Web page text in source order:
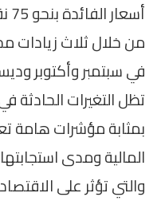
من خلال ثلاث زيادات
في سبتمبر وأكتوبر
تظل التغيرات الحادثة
بمثابة مؤشرات
المالية ومدى
والتي تؤثر على